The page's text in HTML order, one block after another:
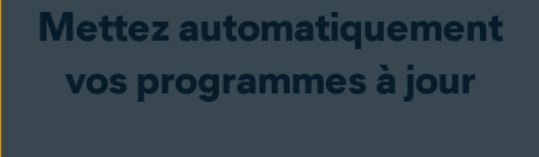
Mettez automatiquement
vos programmes à jour